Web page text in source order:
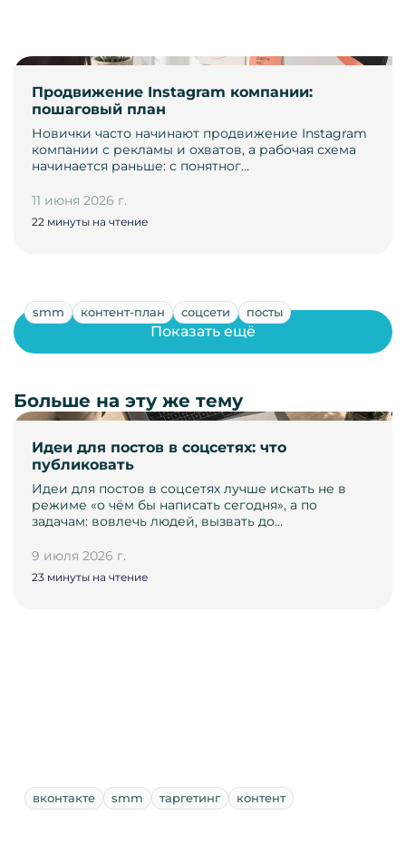
Продвижение Instagram компании:
пошаговый план
Новички часто начинают продвижение Instagram
компании с рекламы и охватов, а рабочая схема
начинается раньше: с понятног…
11 июня 2026 г.
22 минуты на чтение
smm контент-план соцсети посты
Идеи для постов в соцсетях: что
публиковать
Идеи для постов в соцсетях лучше искать не в
режиме «о чём бы написать сегодня», а по
задачам: вовлечь людей, вызвать до…
9 июля 2026 г.
23 минуты на чтение
Показать ещё
Больше на эту же тему
вконтакте smm таргетинг контент